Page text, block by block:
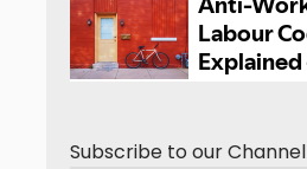
Subscribe to our Channel